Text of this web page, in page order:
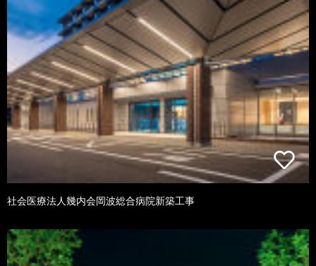
社会医療法人幾内会岡波総合病院新築工事